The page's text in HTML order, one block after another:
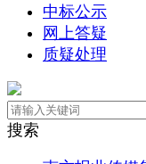
中标公示
网上答疑
质疑处理
搜索